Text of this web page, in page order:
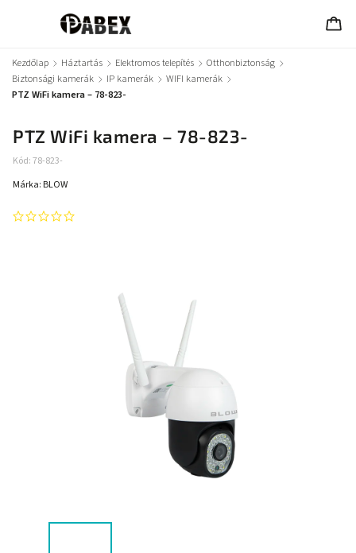
Kezdőlap / Háztartás / Elektromos telepítés / Otthonbiztonság /
Biztonsági kamerák / IP kamerák / WIFI kamerák /
PTZ WiFi kamera – 78-823-
PTZ WiFi kamera – 78-823-
Kód:78-823-
Márka: BLOW